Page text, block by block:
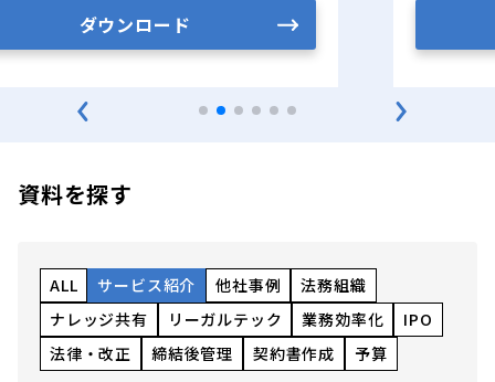
ダウンロード
資料を探す
ALL サービス紹介 他社事例
法務組織
ナレッジ共有
リーガルテック 業務効率化
IPO
法律・改正
締結後管理 契約書作成 予算